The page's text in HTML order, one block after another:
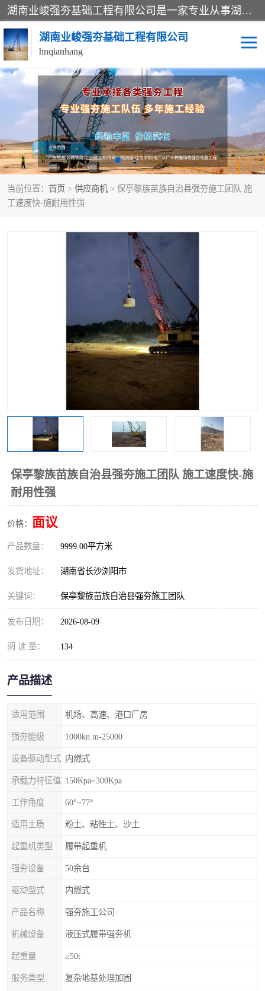
湖南业峻强夯基础工程有限公司是一家专业从事湖南强夯基础工程、强夯机租赁，地基处理的施工单位。业务覆盖：湖南、广东，江西等地。可承接1000KN.m-25000KN.m强夯（置换）工程。公司创始人是国内较早期从事强夯施工的建设者，经过多年的一步一个脚印的发展，在行业内具有较高的度和良好的口碑。
湖南业峻强夯基础工程有限公司
hnqianhang
当前位置： 首页 > 供应商机 > 保亭黎族苗族自治县强夯施工团队 施
工速度快-施耐用性强
保亭黎族苗族自治县强夯施工团队 施工速度快-施
耐用性强
价格： 面议
产品数量： 9999.00平方米
发货地址： 湖南省长沙浏阳市
关键词： 保亭黎族苗族自治县强夯施工团队
发布日期： 2026-08-09
阅 读 量： 134
产品描述
适用范围 机场、高速、港口厂房
强夯能级 1000kn.m-25000
设备驱动型式 内燃式
承载力特征值 150Kpa~300Kpa
工作角度 60°~77°
适用土质 粉土、粘性土、沙土
起重机类型 履带起重机
强夯设备 50余台
驱动型式 内燃式
产品名称 强夯施工公司
机械设备 液压式履带强夯机
起重量 ≥50t
服务类型 复杂地基处理加固
强夯施工案例 强夯机租赁
强夯施工工程 强夯施工队伍
强夯队伍